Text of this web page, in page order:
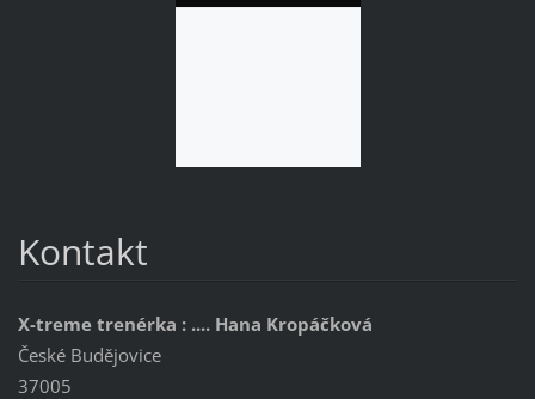
Kontakt
X-treme trenérka : .... Hana Kropáčková
České Budějovice
37005